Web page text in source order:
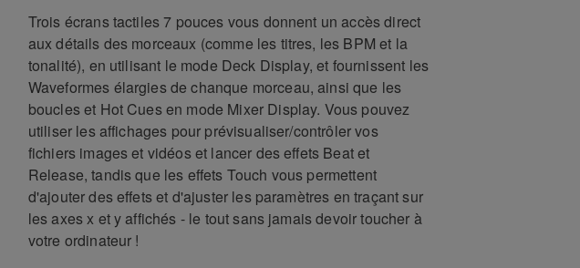
Trois écrans tactiles 7 pouces vous donnent un accès direct
aux détails des morceaux (comme les titres, les BPM et la
tonalité), en utilisant le mode Deck Display, et fournissent les
Waveformes élargies de chanque morceau, ainsi que les
boucles et Hot Cues en mode Mixer Display. Vous pouvez
utiliser les affichages pour prévisualiser/contrôler vos
fichiers images et vidéos et lancer des effets Beat et
Release, tandis que les effets Touch vous permettent
d'ajouter des effets et d'ajuster les paramètres en traçant sur
les axes x et y affichés - le tout sans jamais devoir toucher à
votre ordinateur !